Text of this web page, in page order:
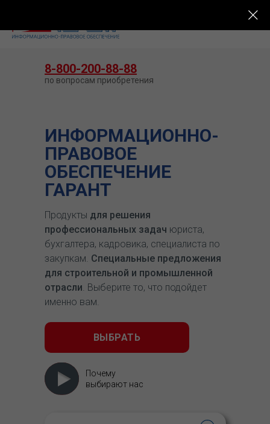
ИНФОРМАЦИОННО-
ПРАВОВОЕ
ОБЕСПЕЧЕНИЕ
ГАРАНТ
Продукты для решения
профессиональных задач юриста,
бухгалтера, кадровика, специалиста по
закупкам. Специальные предложения
для строительной и промышленной
отрасли. Выберите то, что подойдет
именно вам.
ВЫБРАТЬ
Почему
выбирают нас
8-800-200-88-88
по вопросам приобретения